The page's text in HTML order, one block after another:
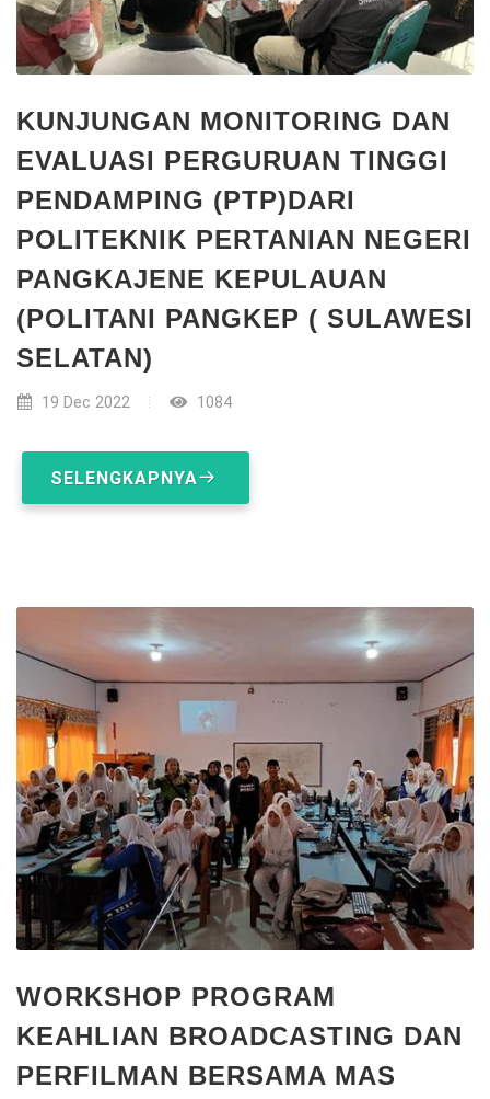
KUNJUNGAN MONITORING DAN
EVALUASI PERGURUAN TINGGI
PENDAMPING (PTP)DARI
POLITEKNIK PERTANIAN NEGERI
PANGKAJENE KEPULAUAN
(POLITANI PANGKEP ( SULAWESI
SELATAN)
19 Dec 2022 1084
SELENGKAPNYA
WORKSHOP PROGRAM
KEAHLIAN BROADCASTING DAN
PERFILMAN BERSAMA MAS